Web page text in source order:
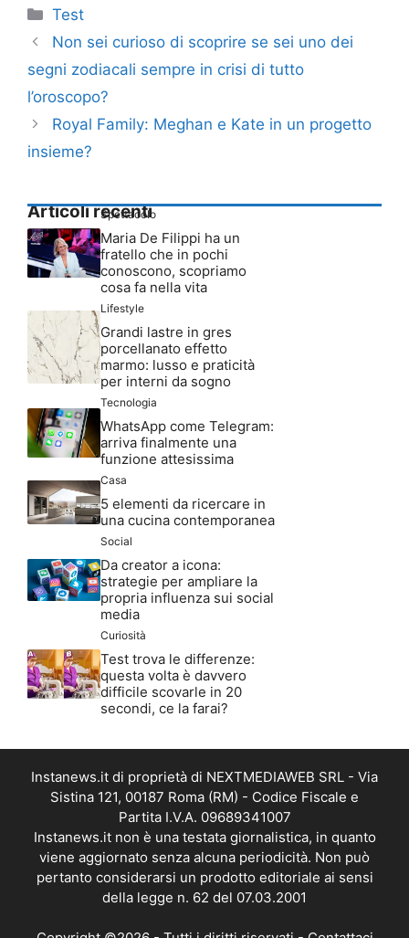
Categorie
Test
Non sei curioso di scoprire se sei uno dei
segni zodiacali sempre in crisi di tutto
l’oroscopo?
Royal Family: Meghan e Kate in un progetto
insieme?
Articoli recenti
Spettacolo
Maria De Filippi ha un
fratello che in pochi
conoscono, scopriamo
cosa fa nella vita
Lifestyle
Grandi lastre in gres
porcellanato effetto
marmo: lusso e praticità
per interni da sogno
Tecnologia
WhatsApp come Telegram:
arriva finalmente una
funzione attesissima
Casa
5 elementi da ricercare in
una cucina contemporanea
Social
Da creator a icona:
strategie per ampliare la
propria influenza sui social
media
Curiosità
Test trova le differenze:
questa volta è davvero
difficile scovarle in 20
secondi, ce la farai?
Instanews.it di proprietà di NEXTMEDIAWEB SRL - Via
Sistina 121, 00187 Roma (RM) - Codice Fiscale e
Partita I.V.A. 09689341007
Instanews.it non è una testata giornalistica, in quanto
viene aggiornato senza alcuna periodicità. Non può
pertanto considerarsi un prodotto editoriale ai sensi
della legge n. 62 del 07.03.2001